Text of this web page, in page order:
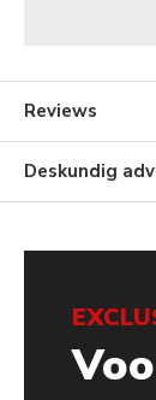
Reviews
Deskundig